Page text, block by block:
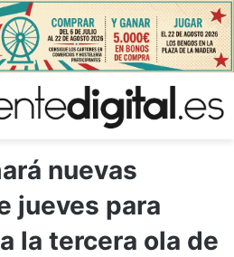
nuevas
jueves para
la tercera ola de